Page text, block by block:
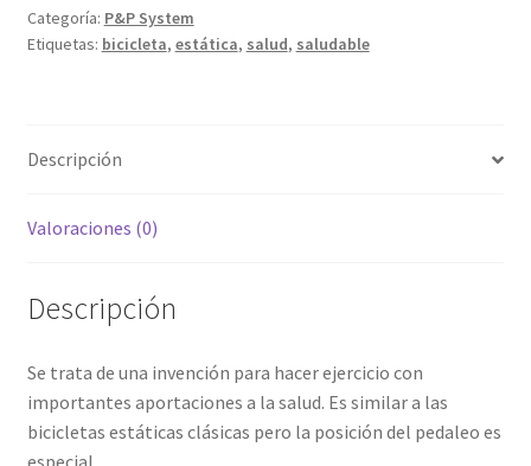
Categoría: P&P System
Etiquetas: bicicleta, estática, salud, saludable
Descripción
Valoraciones (0)
Descripción
Se trata de una invención para hacer ejercicio con
importantes aportaciones a la salud. Es similar a las
bicicletas estáticas clásicas pero la posición del pedaleo es
especial.